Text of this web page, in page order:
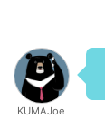
KUMAJoe